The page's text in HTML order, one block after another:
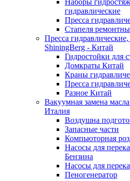
Наборы
гидравлические
Пресса
Стапеля
Пресса
ShiningBerg - Китай
Гидростойки для
Домкраты Китай
Краны
Пресса
Разное Китай
Вакуумная замена
Италия
Воздушна
Запасные части
Компьюторная
Насосы для
Бензина
Насосы для
Пеногенератор